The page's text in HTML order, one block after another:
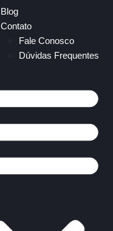
Blog
Contato
Fale Conosco
Dúvidas Frequentes